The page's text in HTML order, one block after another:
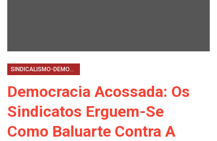
SINDICALISMO-DEMOCRACIA-DESAFIOS-REPRESENTATIVIDADE
Democracia Acossada: Os
Sindicatos Erguem-Se
Como Baluarte Contra A